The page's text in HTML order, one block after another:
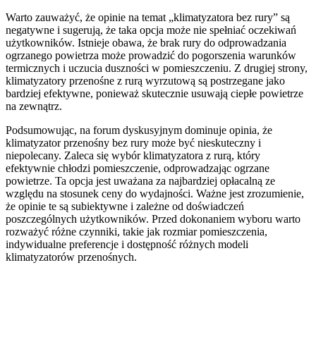
Warto zauważyć, że opinie na temat „klimatyzatora bez rury” są
negatywne i sugerują, że taka opcja może nie spełniać oczekiwań
użytkowników. Istnieje obawa, że brak rury do odprowadzania
ogrzanego powietrza może prowadzić do pogorszenia warunków
termicznych i uczucia duszności w pomieszczeniu. Z drugiej strony,
klimatyzatory przenośne z rurą wyrzutową są postrzegane jako
bardziej efektywne, ponieważ skutecznie usuwają ciepłe powietrze
na zewnątrz.
Podsumowując, na forum dyskusyjnym dominuje opinia, że
klimatyzator przenośny bez rury może być nieskuteczny i
niepolecany. Zaleca się wybór klimatyzatora z rurą, który
efektywnie chłodzi pomieszczenie, odprowadzając ogrzane
powietrze. Ta opcja jest uważana za najbardziej opłacalną ze
względu na stosunek ceny do wydajności. Ważne jest zrozumienie,
że opinie te są subiektywne i zależne od doświadczeń
poszczególnych użytkowników. Przed dokonaniem wyboru warto
rozważyć różne czynniki, takie jak rozmiar pomieszczenia,
indywidualne preferencje i dostępność różnych modeli
klimatyzatorów przenośnych.